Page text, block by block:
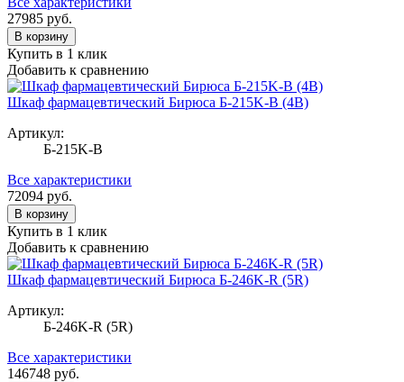
27985 руб.
В корзину
Купить в 1 клик
Добавить к сравнению
Шкаф фармацевтический Бирюса Б-215K-B (4B)
Артикул:
Б-215K-B
Все характеристики
72094 руб.
В корзину
Купить в 1 клик
Добавить к сравнению
Шкаф фармацевтический Бирюса Б-246K-R (5R)
Артикул:
Б-246K-R (5R)
Все характеристики
146748 руб.